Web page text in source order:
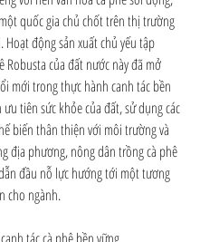
quốc gia chủ chốt trên thị trường
Hoạt động sản xuất chủ yếu tập
Robusta của đất nước này đã mở
mới trong thực hành canh tác bền
ưu tiên sức khỏe của đất, sử dụng các
biến thân thiện với môi trường và
địa phương, nông dân trồng cà phê
đầu nỗ lực hướng tới một tương
cho ngành.